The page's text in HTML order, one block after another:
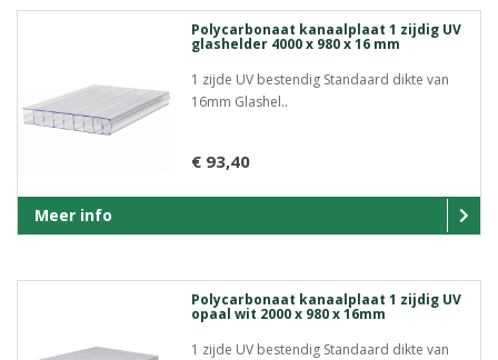
Polycarbonaat kanaalplaat 1 zijdig UV
glashelder 4000 x 980 x 16 mm
1 zijde UV bestendig Standaard dikte van
16mm Glashel..
€ 93,40
Meer info
Polycarbonaat kanaalplaat 1 zijdig UV
opaal wit 2000 x 980 x 16mm
1 zijde UV bestendig Standaard dikte van